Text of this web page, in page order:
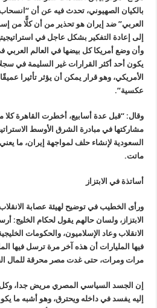
بالكيان الصهيوني، تحدث فيه عن أن
العربي” ضد إيران هو تحذير من أن كلًّا من
إلى إعادة التفكير بشكل عاجل في
وأن وضع أمريكا كل بيضها في العالم
يكون أحد أكثر القرارات غير السليمة في
الأمريكي، وهو قرار يمكن أن يؤثر تأثيرا
عكسية”.
وقال: “قبل عدة أسابيع، أخطرت القاهرة
مشاركتها في مبادرة الشرق الأوسط
السعودية لإنشاء حلف لمواجهة إيران، ما
ماتت.
أساتذة في الابتزاز
ورأى الخطيب في توضيح لهيئة عصابة
الابتزاز، ولسان حالهم يقول لحكام الخليج:
الانقلاب وعاد الإسلاميون، والحكومات
فيها المليارات أن هذه آخر مرة ترسل فيها
مرات ومرات، حتى غدت مصر محرقة للمال
إن الجسد السياسي المصري مريض جدا، وكل
إليه يفسد في داخله ويحترق، وهو أشبه ما